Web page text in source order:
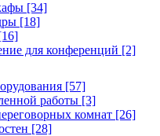
[34]
[18]
для конференций [2]
[57]
работы [3]
комнат [26]
[28]